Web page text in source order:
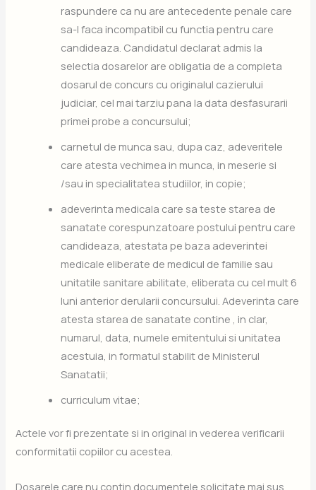
raspundere ca nu are antecedente penale care
sa-l faca incompatibil cu functia pentru care
candideaza. Candidatul declarat admis la
selectia dosarelor are obligatia de a completa
dosarul de concurs cu originalul cazierului
judiciar, cel mai tarziu pana la data desfasurarii
primei probe a concursului;
carnetul de munca sau, dupa caz, adeveritele
care atesta vechimea in munca, in meserie si
/sau in specialitatea studiilor, in copie;
adeverinta medicala care sa teste starea de
sanatate corespunzatoare postului pentru care
candideaza, atestata pe baza adeverintei
medicale eliberate de medicul de familie sau
unitatile sanitare abilitate, eliberata cu cel mult 6
luni anterior derularii concursului. Adeverinta care
atesta starea de sanatate contine , in clar,
numarul, data, numele emitentului si unitatea
acestuia, in formatul stabilit de Ministerul
Sanatatii;
curriculum vitae;
Actele vor fi prezentate si in original in vederea verificarii
conformitatii copiilor cu acestea.
Dosarele care nu contin documentele solicitate mai sus,